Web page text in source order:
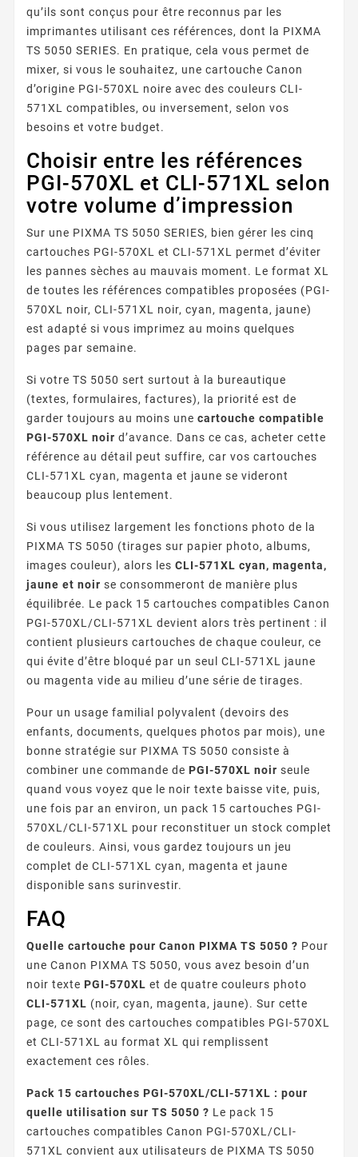
qu’ils sont conçus pour être reconnus par les
imprimantes utilisant ces références, dont la PIXMA
TS 5050 SERIES. En pratique, cela vous permet de
mixer, si vous le souhaitez, une cartouche Canon
d’origine PGI-570XL noire avec des couleurs CLI-
571XL compatibles, ou inversement, selon vos
besoins et votre budget.
Choisir entre les références
PGI-570XL et CLI-571XL selon
votre volume d’impression
Sur une PIXMA TS 5050 SERIES, bien gérer les cinq
cartouches PGI-570XL et CLI-571XL permet d’éviter
les pannes sèches au mauvais moment. Le format XL
de toutes les références compatibles proposées (PGI-
570XL noir, CLI-571XL noir, cyan, magenta, jaune)
est adapté si vous imprimez au moins quelques
pages par semaine.
Si votre TS 5050 sert surtout à la bureautique
(textes, formulaires, factures), la priorité est de
garder toujours au moins une cartouche compatible
PGI-570XL noir d’avance. Dans ce cas, acheter cette
référence au détail peut suffire, car vos cartouches
CLI-571XL cyan, magenta et jaune se videront
beaucoup plus lentement.
Si vous utilisez largement les fonctions photo de la
PIXMA TS 5050 (tirages sur papier photo, albums,
images couleur), alors les CLI-571XL cyan, magenta,
jaune et noir se consommeront de manière plus
équilibrée. Le pack 15 cartouches compatibles Canon
PGI-570XL/CLI-571XL devient alors très pertinent : il
contient plusieurs cartouches de chaque couleur, ce
qui évite d’être bloqué par un seul CLI-571XL jaune
ou magenta vide au milieu d’une série de tirages.
Pour un usage familial polyvalent (devoirs des
enfants, documents, quelques photos par mois), une
bonne stratégie sur PIXMA TS 5050 consiste à
combiner une commande de PGI-570XL noir seule
quand vous voyez que le noir texte baisse vite, puis,
une fois par an environ, un pack 15 cartouches PGI-
570XL/CLI-571XL pour reconstituer un stock complet
de couleurs. Ainsi, vous gardez toujours un jeu
complet de CLI-571XL cyan, magenta et jaune
disponible sans surinvestir.
FAQ
Quelle cartouche pour Canon PIXMA TS 5050 ? Pour
une Canon PIXMA TS 5050, vous avez besoin d’un
noir texte PGI-570XL et de quatre couleurs photo
CLI-571XL (noir, cyan, magenta, jaune). Sur cette
page, ce sont des cartouches compatibles PGI-570XL
et CLI-571XL au format XL qui remplissent
exactement ces rôles.
Pack 15 cartouches PGI-570XL/CLI-571XL : pour
quelle utilisation sur TS 5050 ? Le pack 15
cartouches compatibles Canon PGI-570XL/CLI-
571XL convient aux utilisateurs de PIXMA TS 5050